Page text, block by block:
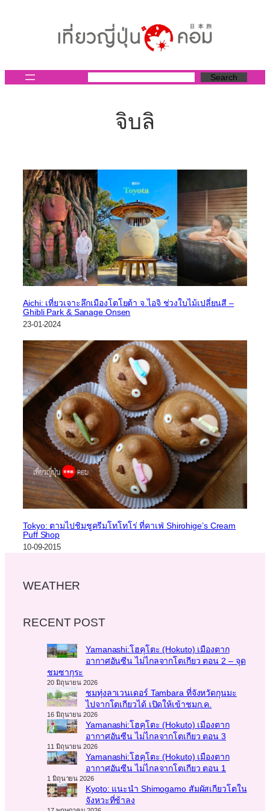
Search
จิบลิ
Aichi: เที่ยวเจาะลึกเมืองโตโยต้า จ.ไอจิ ช่วงใบไม้เปลี่ยนสี –
Ghibli Park & Sanage Onsen
23-01-2024
Tokyo: ตามไปชิมชูครีมโทโทโร่ ที่คาเฟ่ Shirohige’s Cream
Puff Shop
10-09-2015
WEATHER
RECENT POST
Yamanashi:โฮคุโตะ (Hokuto) เมืองตาก
อากาศอันซีน ไม่ไกลจากโตเกียว ตอน 2 – จุด
ชมซากุระ
20 มิถุนายน 2026
ชมทุ่งลาเวนเดอร์ Tambara ที่จังหวัดกุนมะ
ไปจากโตเกียวได้ เปิดให้เข้าชมก.ค.
16 มิถุนายน 2026
Yamanashi:โฮคุโตะ (Hokuto) เมืองตาก
อากาศอันซีน ไม่ไกลจากโตเกียว ตอน 3
11 มิถุนายน 2026
Yamanashi:โฮคุโตะ (Hokuto) เมืองตาก
อากาศอันซีน ไม่ไกลจากโตเกียว ตอน 1
1 มิถุนายน 2026
Kyoto: แนะนำ Shimogamo สัมผัสเกียวโตใน
จังหวะที่ช้าลง